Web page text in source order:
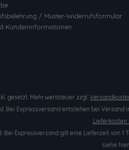
/ Muster-Widerrufsformular
Kundeninformationen
gesetzl. Mehrwertsteuer zzgl.
Bei Expressversand entstehen bei
Lieferkosten
Bei Expressversand gilt eine Lieferzeit
siehe